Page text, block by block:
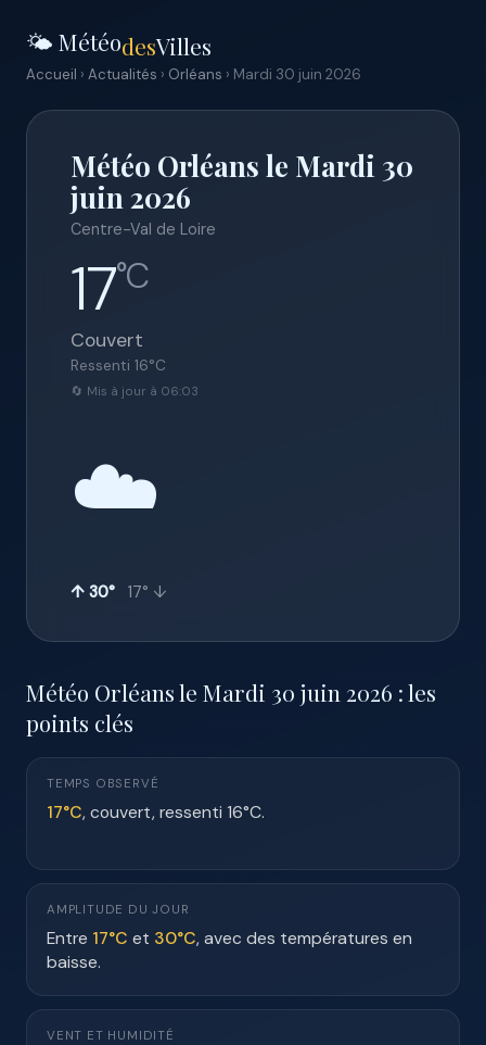
🌤️ MétéodesVilles
Accueil › Actualités › Orléans › Mardi 30 juin 2026
Météo Orléans le Mardi 30
juin 2026
Centre-Val de Loire
17°C
Couvert
Ressenti 16°C
🔄 Mis à jour à 06:03
☁️
↑ 30° 17° ↓
Météo Orléans le Mardi 30 juin 2026 : les
points clés
TEMPS OBSERVÉ
17°C, couvert, ressenti 16°C.
AMPLITUDE DU JOUR
Entre 17°C et 30°C, avec des températures en
baisse.
VENT ET HUMIDITÉ